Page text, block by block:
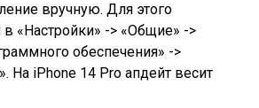
вручную. Для этого
в «Настройки» -> «Общие» ->
обеспечения» ->
На iPhone 14 Pro апдейт весит